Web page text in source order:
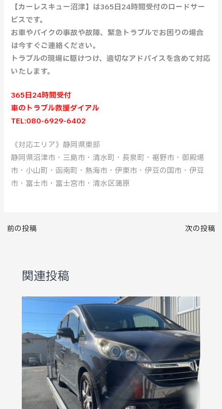
【カーレスキュー沼津】は365日24時間受付のロードサー
ビスです。
お車やバイクの事故や故障、緊急トラブルでお困りの場合
は今すぐご連絡ください。
トラブルの現場に駆けつけ、適切なアドバイスを含めて対応
いたします。
365日24時間受付
車のトラブル救援ダイアル
TEL:080-6929-6402
《対応エリア》静岡県東部
静岡県沼津市・三島市・清水町・長泉町・裾野市・御殿場
市・小山町・函南町・熱海市・伊東市・伊豆の国市・伊豆
市・富士市・富士宮市・清水区蒲原
前の投稿 次の投稿
関連投稿